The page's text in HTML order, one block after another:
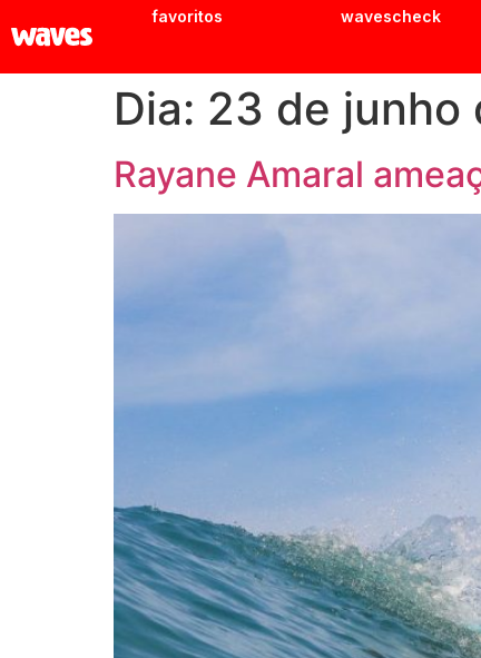
favoritos wavescheck
Dia: 23 de junho
Rayane Amaral